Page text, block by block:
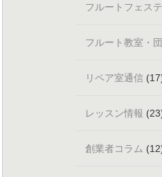
フルートフェス
フルート教室・
リペア室通信
レッスン情報
創業者コラム